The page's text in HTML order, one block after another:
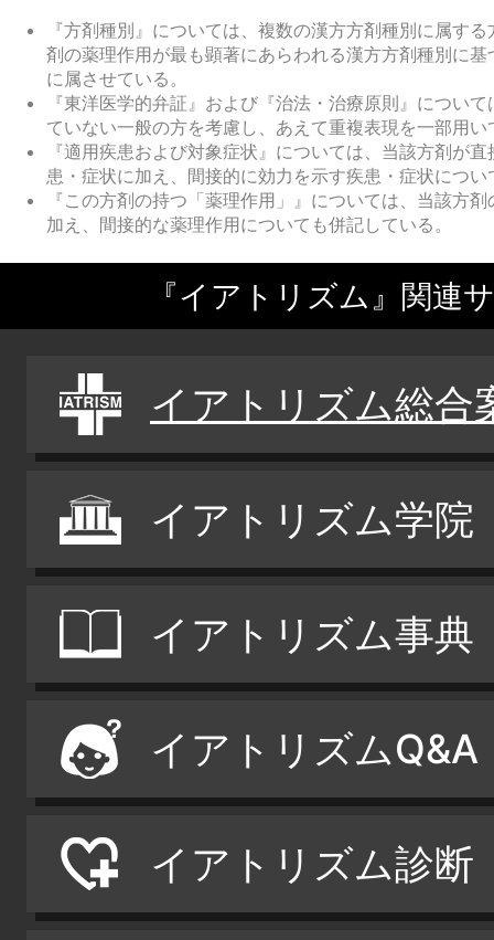
『方剤種別』については、複数の漢方方剤種別に属す
剤の薬理作用が最も顕著にあらわれる漢方方剤種別に
に属させている。
『東洋医学的弁証』および『治法・治療原則』につい
ていない一般の方を考慮し、あえて重複表現を一部用い
『適用疾患および対象症状』については、当該方剤が
患・症状に加え、間接的に効力を示す疾患・症状につ
『この方剤の持つ「薬理作用」』については、当該方
加え、間接的な薬理作用についても併記している。
『イアトリズム』関連
イアトリズム総合
イアトリズム学院
イアトリズム事典
イアトリズムQ&A
イアトリズム診断